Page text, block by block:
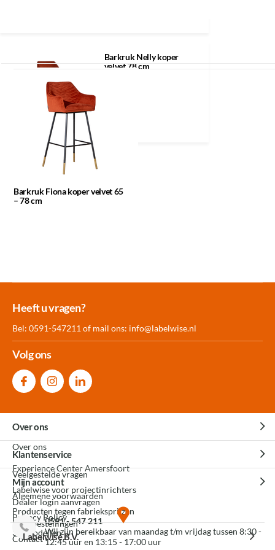
Barkruk Nelly koper
velvet 78 cm
Barkruk Fiona koper velvet 65
– 78 cm
Meer dan 30.000
Heeft u vragen?
Bel: 0591-547211 of mail ons: info@labelwise.nl
Volg ons
Over ons
Over ons
Experience Center Amersfoort
Labelwise voor projectinrichters
Producten tegen fabrieksprijzen
3D modellen
Klantenservice
Veelgestelde vragen
Algemene voorwaarden
Privacy Policy
Contact
Mijn account
Dealer login aanvragen
Mijn bestellingen
0591 - 547 211
Wij zijn bereikbaar van maandag t/m vrijdag tussen 8:30 -
12:45 uur en 13:15 - 17:00 uur
Labelwise B.V.